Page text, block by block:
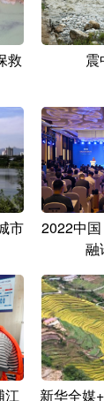
救
震
市
2022中
融
江 新华全媒